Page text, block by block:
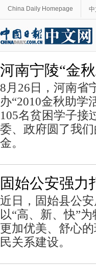
China Daily Homepage
河南宁陵“金
8月26日，河南省
办“2010金秋助学
105名贫困学子接
委、政府圆了我
金。
固始公安强力
近日，固始县公
以“高、新、快”
更加优美、舒心
民关系建设。